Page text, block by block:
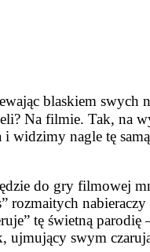
blaskiem swych
Na filmie. Tak, na
na­gle tę
do gry filmowej
rozmaitych
tę świetną
ujmujący swym